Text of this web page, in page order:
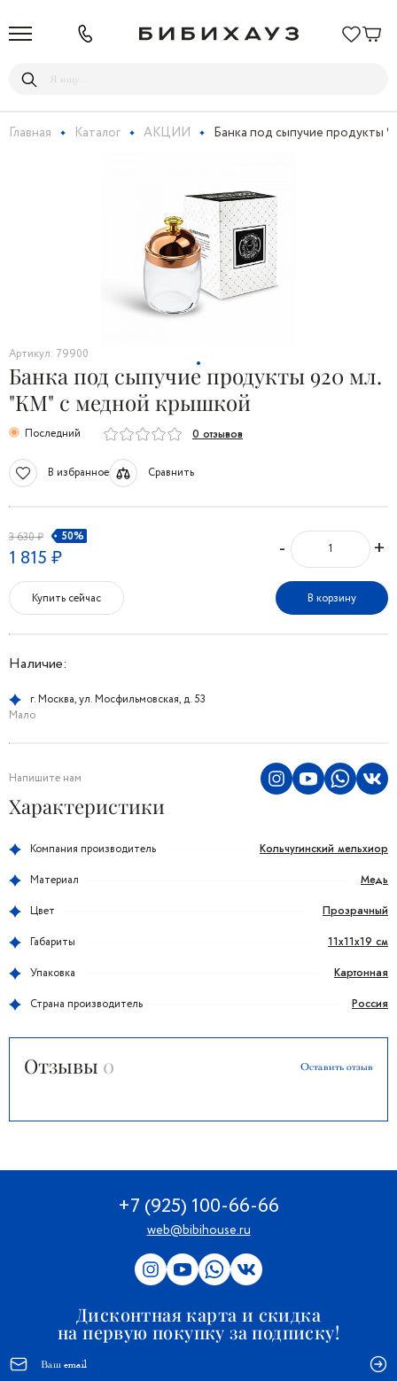
Главная Каталог АКЦИИ Банка под сыпучие продукты
Артикул: 79900
Банка под сыпучие продукты 920 мл.
"КМ" с медной крышкой
Последний 0 отзывов
В избранное Сравнить
3 630 ₽ 50%
1 815 ₽ - +
Купить сейчас В корзину
Наличие:
г. Москва, ул. Мосфильмовская, д. 53
Мало
Напишите нам
Характеристики
Компания производитель Кольчугинский мельхиор
Материал Медь
Цвет Прозрачный
Габариты 11x11x19 см
Упаковка Картонная
Страна производитель Россия
Отзывы 0 Оставить отзыв
+7 (925) 100-66-66
web@bibihouse.ru
Дисконтная карта и скидка
на первую покупку за подписку!